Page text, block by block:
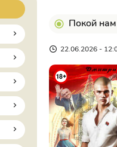
Покой
22.06.2026 -